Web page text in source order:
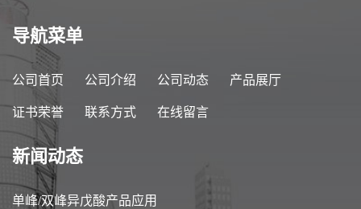
导航菜单
公司首页 公司介绍 公司动态 产品展厅
证书荣誉 联系方式 在线留言
新闻动态
单峰/双峰异戊酸产品应用